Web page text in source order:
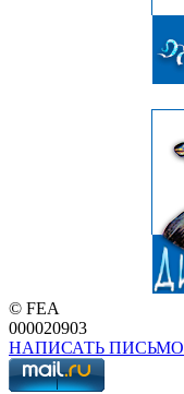
© FEA
000020903
НАПИСАТЬ ПИСЬМО